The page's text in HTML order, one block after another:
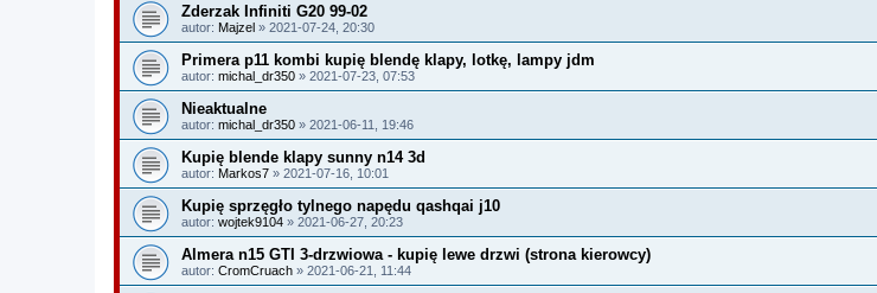
Zderzak Infiniti G20 99-02
autor: Majzel » 2021-07-24, 20:30
Primera p11 kombi kupię blendę klapy, lotkę, lampy jdm
autor: michal_dr350 » 2021-07-23, 07:53
Nieaktualne
autor: michal_dr350 » 2021-06-11, 19:46
Kupię blende klapy sunny n14 3d
autor: Markos7 » 2021-07-16, 10:01
Kupię sprzęgło tylnego napędu qashqai j10
autor: wojtek9104 » 2021-06-27, 20:23
Almera n15 GTI 3-drzwiowa - kupię lewe drzwi (strona kierowcy)
autor: CromCruach » 2021-06-21, 11:44